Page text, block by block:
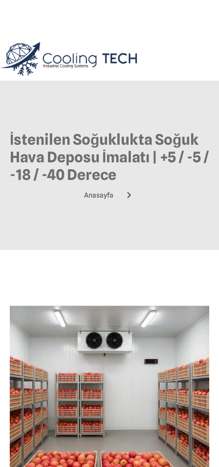
İstenilen Soğuklukta Soğuk
Hava Deposu İmalatı | +5 / -5 /
-18 / -40 Derece
Anasayfa